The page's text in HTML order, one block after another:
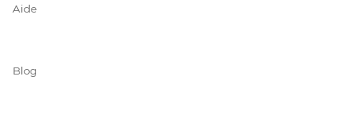
Aide
Blog